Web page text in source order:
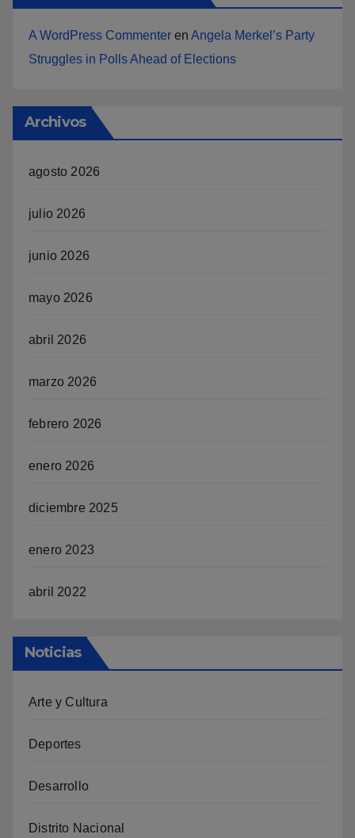
A WordPress Commenter en Angela Merkel’s Party
Struggles in Polls Ahead of Elections
Archivos
agosto 2026
julio 2026
junio 2026
mayo 2026
abril 2026
marzo 2026
febrero 2026
enero 2026
diciembre 2025
enero 2023
abril 2022
Noticias
Arte y Cultura
Deportes
Desarrollo
Distrito Nacional